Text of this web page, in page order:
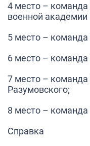
4 место – команда
военной
5 место –
6 место – команда
7 место –
Разумовского;
8 место –
Справка